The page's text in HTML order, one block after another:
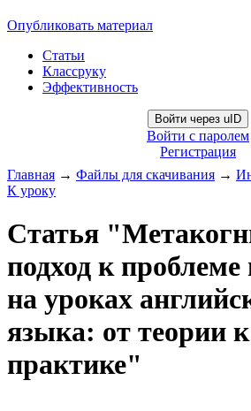
Опубликовать материал
Статьи
Классруку
Эффективность
Войти через uID
Войти с паролем
Регистрация
Главная → Файлы для скачивания →
К уроку
Статья
подход к
на уроках
языка: от теории к
практике"